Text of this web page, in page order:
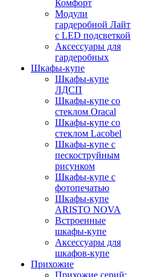
Комфорт
Модули
гардеробной Лайт
с LED подсветкой
Аксессуары для
гардеробных
Шкафы-купе
Шкафы-купе
ЛДСП
Шкафы-купе со
стеклом Oracal
Шкафы-купе со
стеклом Lacobel
Шкафы-купе с
пескоструйным
рисунком
Шкафы-купе с
фотопечатью
Шкафы-купе
ARISTO NOVA
Встроенные
шкафы-купе
Аксессуары для
шкафов-купе
Прихожие
Прихожие серий: